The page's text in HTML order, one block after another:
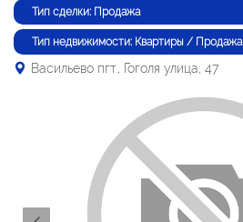
Тип сделки: Продажа
Тип недвижимости: Квартиры / Продажа
Васильево пгт., Гоголя улица, 47